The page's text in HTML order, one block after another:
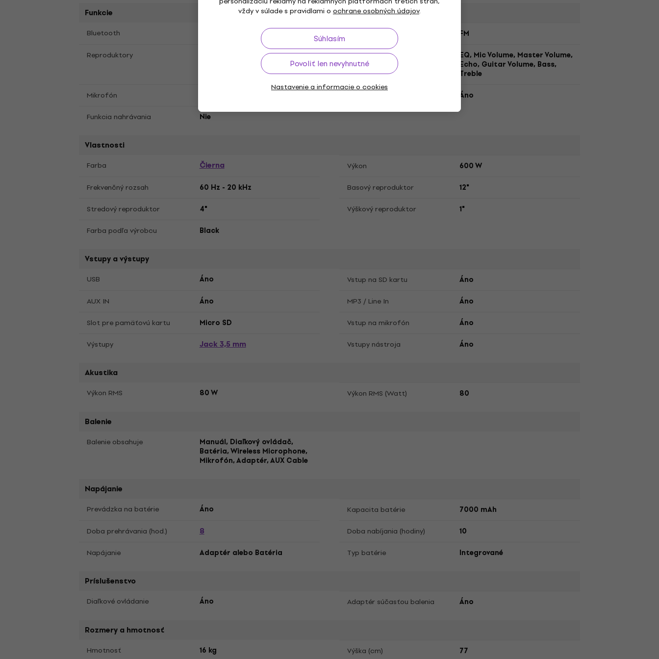
vždy v súlade s pravidlami o ochrane osobných údajov.
Súhlasím
Povoliť len nevyhnutné
Nastavenie a informacie o cookies
Funkcie
Bluetooth
FM
Reproduktory
Ovládače
EQ, Mic Volume, Master Volume,
Echo, Guitar Volume, Bass,
Treble
Mikrofón
Áno
Funkcia nahrávania
Nie
Vlastnosti
Farba Čierna Výkon
600 W
Frekvenčný rozsah
60 Hz - 20 kHz Basový reproduktor
12"
Stredový reproduktor
4" Výškový reproduktor
1"
Farba podľa výrobcu
Black
Vstupy a výstupy
USB Áno Vstup na SD kartu
Áno
AUX IN
Áno MP3 / Line In
Áno
Slot pre pamäťovú kartu
Micro SD Vstup na mikrofón
Áno
Výstupy
Jack 3,5 mm Vstupy nástroja Áno
Akustika
Výkon RMS 80 W Výkon RMS (Watt) 80
Balenie
Balenie obsahuje
Manuál, Diaľkový ovládač,
Batéria, Wireless Microphone,
Mikrofón, Adaptér, AUX Cable
Napájanie
Prevádzka na batérie Áno Kapacita batérie
7000 mAh
Doba prehrávania (hod.)
8 Doba nabíjania (hodiny)
10
Napájanie
Adaptér alebo Batéria Typ batérie Integrované
Príslušenstvo
Diaľkové ovládanie Áno Adaptér súčasťou balenia Áno
Rozmery a hmotnosť
Hmotnosť 16 kg Výška (cm) 77